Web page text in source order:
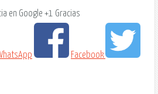
en Google +1 Gracias
Facebook